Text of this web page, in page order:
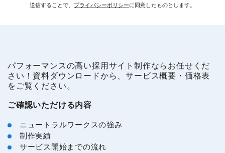
パフォーマンスの高い採用サイト制作ならお任せくだ
さい！資料ダウンロードから、サービス概要・価格表
をご覧ください。
ご確認いただける内容
ニュートラルワークスの強み
制作実績
サービス開始までの流れ
送信することで、 プライバシーポリシーに同意したものとします。